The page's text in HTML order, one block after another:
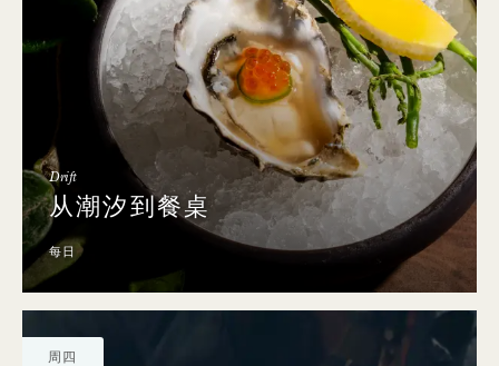
Drift
从潮汐到餐桌
每日
周四